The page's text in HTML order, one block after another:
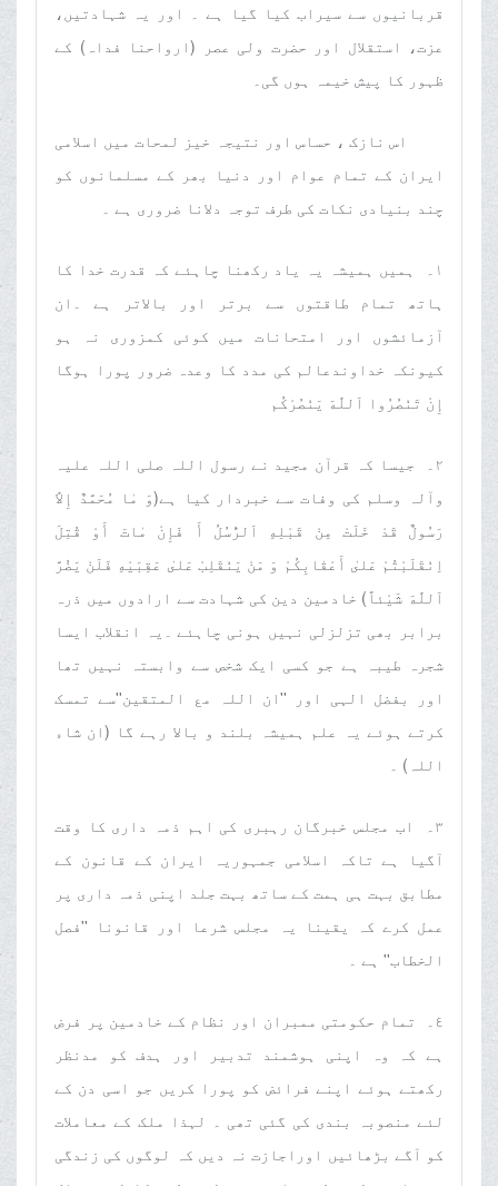
قربانیوں سے سیراب کیا گیا ہے ۔ اور یہ شہادتیں،
عزت، استقلال اور حضرت ولی عصر (ارواحنا فداہ) کے
ظہور کا پیش خیمہ ہوں گی۔
اس نازک ، حساس اور نتیجہ خیز لمحات میں اسلامی
ایران کے تمام عوام اور دنیا بھر کے مسلمانوں کو
چند بنیادی نکات کی طرف توجہ دلانا ضروری ہے ۔
١۔ ہمیں ہمیشہ یہ یاد رکھنا چاہئے کہ قدرت خدا کا
ہاتھ تمام طاقتوں سے برتر اور بالاتر ہے ۔ان
آزمائشوں اور امتحانات میں کوئی کمزوری نہ ہو
کیونکہ خداوندعالم کی مدد کا وعدہ ضرور پورا ہوگا
إِنْ تَنْصُرُوا اَللّٰهَ يَنْصُرْكُم
٢۔ جیسا کہ قرآن مجید نے رسول اللہ صلی اللہ علیہ
وآلہ وسلم کی وفات سے خبردار کیا ہے(وَ مٰا مُحَمَّدٌ إِلاّٰ
رَسُولٌ قَدْ خَلَتْ مِنْ قَبْلِهِ اَلرُّسُلُ أَ فَإِنْ مٰاتَ أَوْ قُتِلَ
اِنْقَلَبْتُمْ عَلىٰ أَعْقٰابِكُمْ وَ مَنْ يَنْقَلِبْ عَلىٰ عَقِبَيْهِ فَلَنْ يَضُرَّ
اَللّٰهَ شَيْئاً) خادمین دین کی شہادت سے ارادوں میں ذرہ
برابر بھی تزلزلی نہیں ہونی چاہئے ۔یہ انقلاب ایسا
شجرہ طیبہ ہے جو کسی ایک شخص سے وابستہ نہیں تھا
اور بفضل الہی اور ''ان اللہ مع المتقین''سے تمسک
کرتے ہوئے یہ علم ہمیشہ بلند و بالا رہے گا (ان شاء
اللہ) ۔
٣۔ اب مجلس خبرگان رہبری کی اہم ذمہ داری کا وقت
آگیا ہے تاکہ اسلامی جمہوریہ ایران کے قانون کے
مطابق بہت ہی ہمت کے ساتھ بہت جلد اپنی ذمہ داری پر
عمل کرے کہ یقینا یہ مجلس شرعا اور قانونا ''فصل
الخطاب'' ہے ۔
٤۔ تمام حکومتی ممبران اور نظام کے خادمین پر فرض
ہے کہ وہ اپنی ہوشمند تدبیر اور ہدف کو مدنظر
رکھتے ہوئے اپنے فرائض کو پورا کریں جو اسی دن کے
لئے منصوبہ بندی کی گئی تھی ۔ لہذا ملک کے معاملات
کو آگے بڑھائیں اوراجازت نہ دیں کہ لوگوں کی زندگی